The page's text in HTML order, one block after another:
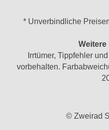
* Unverbindliche
Weitere
Irrtümer, Tippfehler
vorbehalten.
© Zweirad